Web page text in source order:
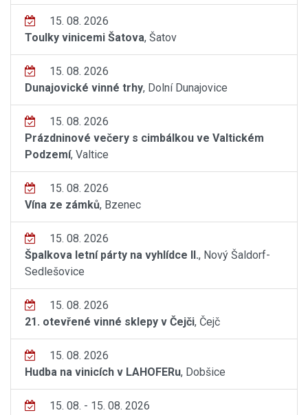
15. 08. 2026
Toulky vinicemi Šatova, Šatov
15. 08. 2026
Dunajovické vinné trhy, Dolní Dunajovice
15. 08. 2026
Prázdninové večery s cimbálkou ve Valtickém
Podzemí, Valtice
15. 08. 2026
Vína ze zámků, Bzenec
15. 08. 2026
Špalkova letní párty na vyhlídce II., Nový Šaldorf-
Sedlešovice
15. 08. 2026
21. otevřené vinné sklepy v Čejči, Čejč
15. 08. 2026
Hudba na vinicích v LAHOFERu, Dobšice
15. 08. - 15. 08. 2026